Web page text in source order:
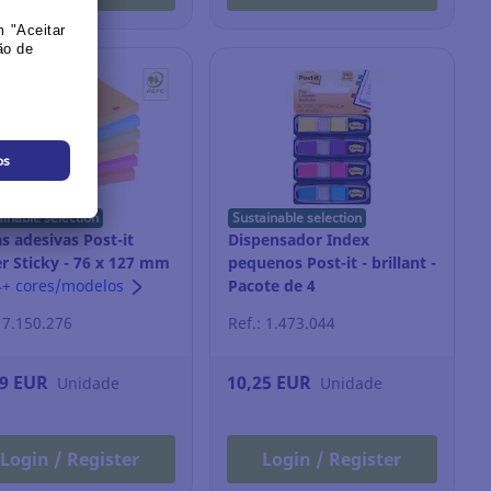
selection
adesivas Post-it
Sticky - 76 x 127 mm
- 6 blocos
cores/modelos
EUR Unidade
Login / Register
Sustainable selection
Dispensador Index
pequenos Post-it - brillant -
Pacote de 4
Ref.: 1.473.044
10,25 EUR Unidade
Login / Register